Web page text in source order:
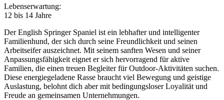
Lebenserwartung:
12 bis 14 Jahre
Der English Springer Spaniel ist ein lebhafter und intelligenter
Familienhund, der sich durch seine Freundlichkeit und seinen
Arbeitseifer auszeichnet. Mit seinem sanften Wesen und seiner
Anpassungsfähigkeit eignet er sich hervorragend für aktive
Familien, die einen treuen Begleiter für Outdoor-Aktivitäten suchen.
Diese energiegeladene Rasse braucht viel Bewegung und geistige
Auslastung, belohnt dich aber mit bedingungsloser Loyalität und
Freude an gemeinsamen Unternehmungen.